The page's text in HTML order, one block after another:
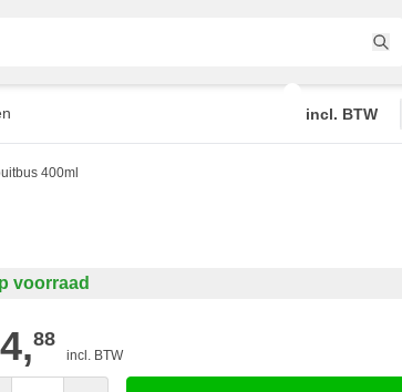
incl. BTW
400ml
voorraad
88
incl. BTW